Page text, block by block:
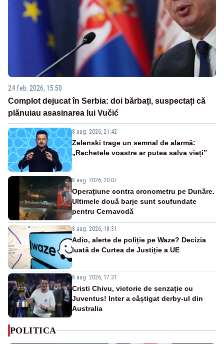
24 feb. 2026, 15:50
Complot dejucat în Serbia: doi bărbați, suspectați că
plănuiau asasinarea lui Vučić
8 aug. 2026, 21:42
Zelenski trage un semnal de alarmă:
„Rachetele voastre ar putea salva vieți”
8 aug. 2026, 20:07
Operațiune contra cronometru pe Dunăre.
Ultimele două barje sunt scufundate
pentru Cernavodă
8 aug. 2026, 18:31
Adio, alerte de poliție pe Waze? Decizia
luată de Curtea de Justiție a UE
8 aug. 2026, 17:31
Cristi Chivu, victorie de senzație cu
Juventus! Inter a câștigat derby-ul din
Australia
POLITICA